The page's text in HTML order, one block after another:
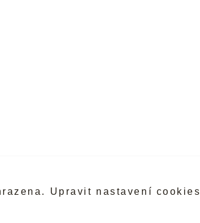
Upravit nastavení cookies